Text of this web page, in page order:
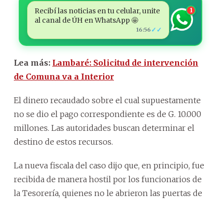
Recibí las noticias en tu celular, unite
al canal de ÚH en WhatsApp 🤩
16:56 ✓✓
1
Lea más: Lambaré: Solicitud de intervención
de Comuna va a Interior
El dinero recaudado sobre el cual supuestamente
no se dio el pago correspondiente es de G. 10.000
millones. Las autoridades buscan determinar el
destino de estos recursos.
La nueva fiscala del caso dijo que, en principio, fue
recibida de manera hostil por los funcionarios de
la Tesorería, quienes no le abrieron las puertas de